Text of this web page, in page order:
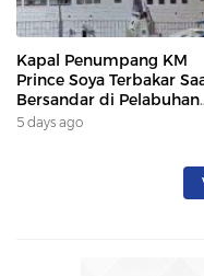
Kapal Penumpang KM
Prince Soya Terbakar
Bersandar di Pelabuhan
Samarinda,
5 days ago